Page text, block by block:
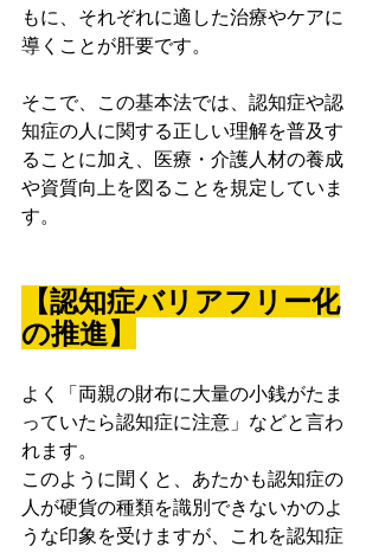
もに、それぞれに適した治療やケアに
導くことが肝要です。
そこで、この基本法では、認知症や認
知症の人に関する正しい理解を普及す
ることに加え、医療・介護人材の養成
や資質向上を図ることを規定していま
す。
【認知症バリアフリー化
の推進】
よく「両親の財布に大量の小銭がたま
っていたら認知症に注意」などと言わ
れます。
このように聞くと、あたかも認知症の
人が硬貨の種類を識別できないかのよ
うな印象を受けますが、これを認知症